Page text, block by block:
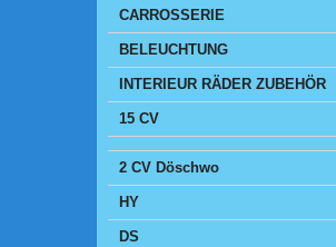
CARROSSERIE
BELEUCHTUNG
INTERIEUR RÄDER ZUBEHÖR
15 CV
2 CV Döschwo
HY
DS